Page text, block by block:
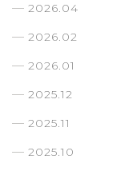
2026.04
2026.02
2026.01
2025.12
2025.11
2025.10